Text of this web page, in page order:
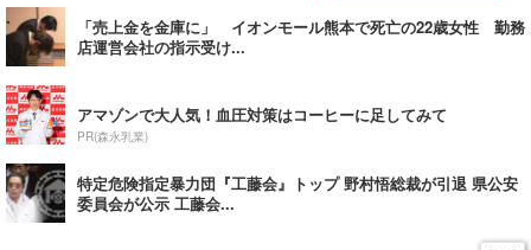
「売上金を金庫に」 イオンモール熊本で死亡の22歳女性 勤務
店運営会社の指示受け...
アマゾンで大人気！血圧対策はコーヒーに足してみて
PR(森永乳業)
特定危険指定暴力団『工藤会』トップ 野村悟総裁が引退 県公安
委員会が公示 工藤会...